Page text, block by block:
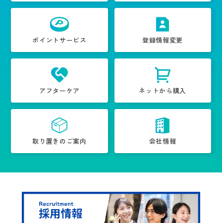
ポイントサービス 登録情報変更
アフターケア ネットから購入
取り置きのご案内 会社情報